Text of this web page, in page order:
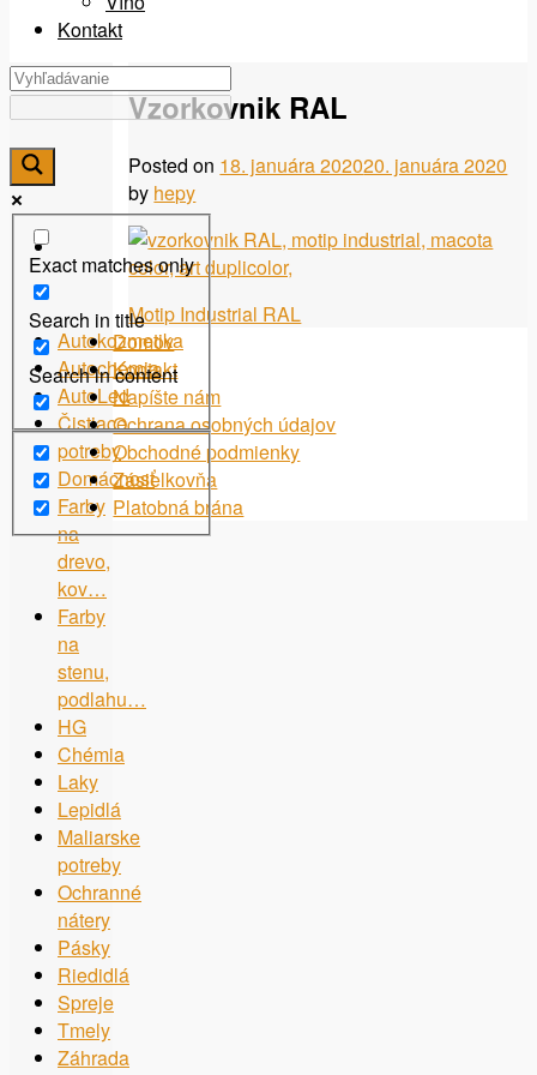
Kontakt
Vzorkovnik RAL
Posted on 18. januára 202020. januára 2020
by hepy
Navigácia
v
článku
Motip Industrial RAL
Exact matches only
Search in title
Search in content
Autokozmetika
Autochémia
AutoLed
Čistiace
potreby
Domácnosť
Farby
na
drevo,
kov…
Farby
na
stenu,
podlahu…
HG
Chémia
Laky
Lepidlá
Maliarske
potreby
Ochranné
nátery
Pásky
Riedidlá
Spreje
Tmely
Záhrada
Domov
Kontakt
Napíšte nám
Ochrana osobných údajov
Obchodné podmienky
Zásielkovňa
Platobná brána